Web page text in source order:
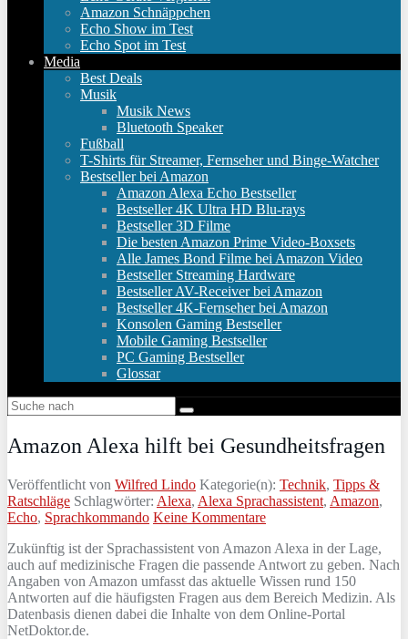
Amazon Schnäppchen
Echo Show im Test
Echo Spot im Test
Media
Best Deals
Musik
Musik News
Bluetooth Speaker
Fußball
T-Shirts für Streamer, Fernseher und Binge-Watcher
Bestseller bei Amazon
Amazon Alexa Echo Bestseller
Bestseller 4K Ultra HD Blu-rays
Bestseller 3D Filme
Die besten Amazon Prime Video-Boxsets
Alle James Bond Filme bei Amazon Video
Bestseller Streaming Hardware
Bestseller AV-Receiver bei Amazon
Bestseller 4K-Fernseher bei Amazon
Konsolen Gaming Bestseller
Mobile Gaming Bestseller
PC Gaming Bestseller
Glossar
Amazon Alexa hilft bei Gesundheitsfragen
Veröffentlicht von Wilfred Lindo Kategorie(n): Technik, Tipps &
Ratschläge Schlagwörter: Alexa, Alexa Sprachassistent, Amazon,
Echo, Sprachkommando Keine Kommentare
Zukünftig ist der Sprachassistent von Amazon Alexa in der Lage,
auch auf medizinische Fragen die passende Antwort zu geben. Nach
Angaben von Amazon umfasst das aktuelle Wissen rund 150
Antworten auf die häufigsten Fragen aus dem Bereich Medizin. Als
Datenbasis dienen dabei die Inhalte von dem Online-Portal
NetDoktor.de.